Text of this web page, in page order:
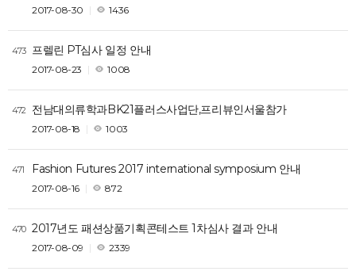
2017-08-30 1436
473 프렐린 PT심사 일정 안내
2017-08-23 1008
472 전남대의류학과BK21플러스사업단,프리뷰인서울참가
2017-08-18 1003
471 Fashion Futures 2017 international symposium 안내
2017-08-16 872
470 2017년도 패션상품기획콘테스트 1차심사 결과 안내
2017-08-09 2339